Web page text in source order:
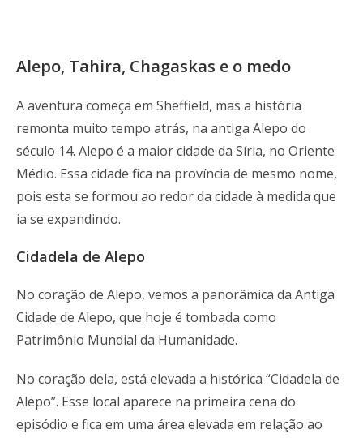
Alepo, Tahira, Chagaskas e o medo
A aventura começa em Sheffield, mas a história
remonta muito tempo atrás, na antiga Alepo do
século 14. Alepo é a maior cidade da Síria, no Oriente
Médio. Essa cidade fica na província de mesmo nome,
pois esta se formou ao redor da cidade à medida que
ia se expandindo.
Cidadela de Alepo
No coração de Alepo, vemos a panorâmica da Antiga
Cidade de Alepo, que hoje é tombada como
Patrimônio Mundial da Humanidade.
No coração dela, está elevada a histórica “Cidadela de
Alepo”. Esse local aparece na primeira cena do
episódio e fica em uma área elevada em relação ao